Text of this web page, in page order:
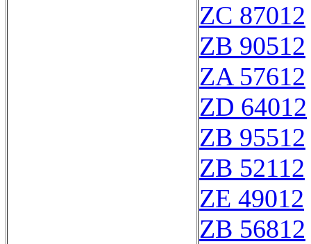
ZC 87012
ZB 90512
ZA 57612
ZD 64012
ZB 95512
ZB 52112
ZE 49012
ZB 56812